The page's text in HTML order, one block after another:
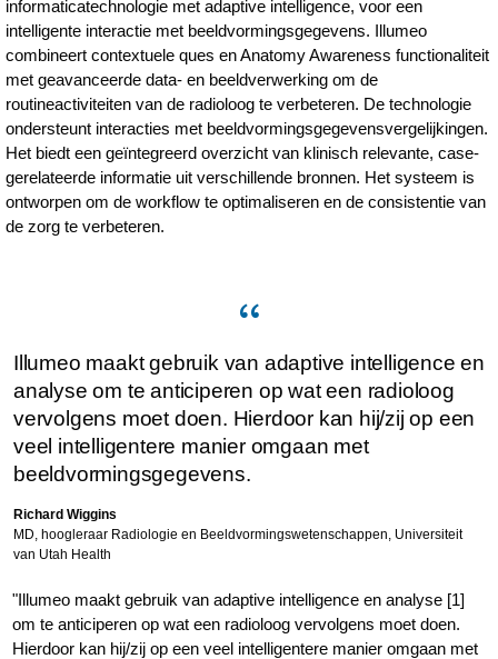
informaticatechnologie met adaptive intelligence, voor een
intelligente interactie met beeldvormingsgegevens. Illumeo
combineert contextuele ques en Anatomy Awareness functionaliteit
met geavanceerde data- en beeldverwerking om de
routineactiviteiten van de radioloog te verbeteren. De technologie
ondersteunt interacties met beeldvormingsgegevensvergelijkingen.
Het biedt een geïntegreerd overzicht van klinisch relevante, case-
gerelateerde informatie uit verschillende bronnen. Het systeem is
ontworpen om de workflow te optimaliseren en de consistentie van
de zorg te verbeteren.
Illumeo maakt gebruik van adaptive intelligence en
analyse om te anticiperen op wat een radioloog
vervolgens moet doen. Hierdoor kan hij/zij op een
veel intelligentere manier omgaan met
beeldvormingsgegevens.
Richard Wiggins
MD, hoogleraar Radiologie en Beeldvormingswetenschappen, Universiteit
van Utah Health
"Illumeo maakt gebruik van adaptive intelligence en analyse [1]
om te anticiperen op wat een radioloog vervolgens moet doen.
Hierdoor kan hij/zij op een veel intelligentere manier omgaan met